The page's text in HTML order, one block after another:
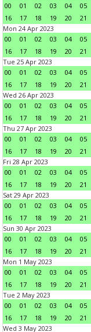
00
01 02 03 04 05
16
17 18 19 20 21
Mon 24 Apr 2023
00
01 02 03 04 05
16
17 18 19 20 21
Tue 25 Apr 2023
00
01 02 03 04 05
16
17 18 19 20 21
Wed 26 Apr 2023
00
01 02 03 04 05
16
17 18 19 20 21
Thu 27 Apr 2023
00
01 02 03 04 05
16
17 18 19 20 21
Fri 28 Apr 2023
00
01 02 03 04 05
16
17 18 19 20 21
Sat 29 Apr 2023
00
01 02 03 04 05
16
17 18 19 20 21
Sun 30 Apr 2023
00
01 02 03 04 05
16
17 18 19 20 21
Mon 1 May 2023
00
01 02 03 04 05
16
17 18 19 20 21
Tue 2 May 2023
00
01 02 03 04 05
16
17 18 19 20 21
Wed 3 May 2023